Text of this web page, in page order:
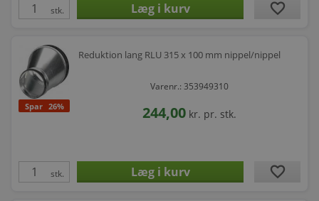
stk. favorite
Spar 26%
Reduktion lang RLU 315 x 100 mm nippel/nippel
Varenr.: 353949310
244,00 kr. pr. stk.
stk. favorite